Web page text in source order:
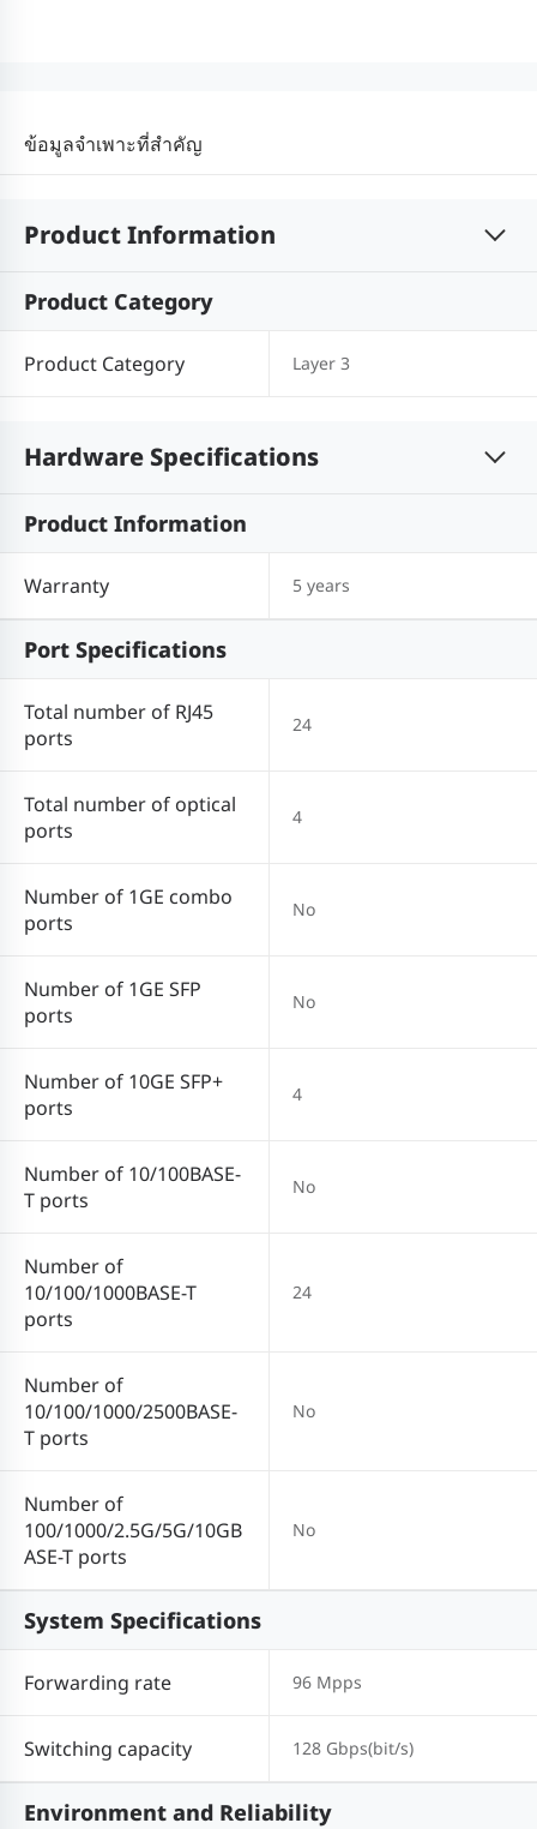
ข้อมูลจำเพาะที่สำคัญ
Product Information
Product Category
Product Category Layer 3
Hardware Specifications
Product Information
Warranty 5 years
Port Specifications
Total number of RJ45
ports
24
Total number of optical
ports
4
Number of 1GE combo
ports
No
Number of 1GE SFP
ports
No
Number of 10GE SFP+
ports
4
Number of 10/100BASE-
T ports
No
Number of
10/100/1000BASE-T
ports
24
Number of
10/100/1000/2500BASE-
T ports
No
Number of
100/1000/2.5G/5G/10GB
ASE-T ports
No
System Specifications
Forwarding rate 96 Mpps
Switching capacity 128 Gbps(bit/s)
Environment and Reliability